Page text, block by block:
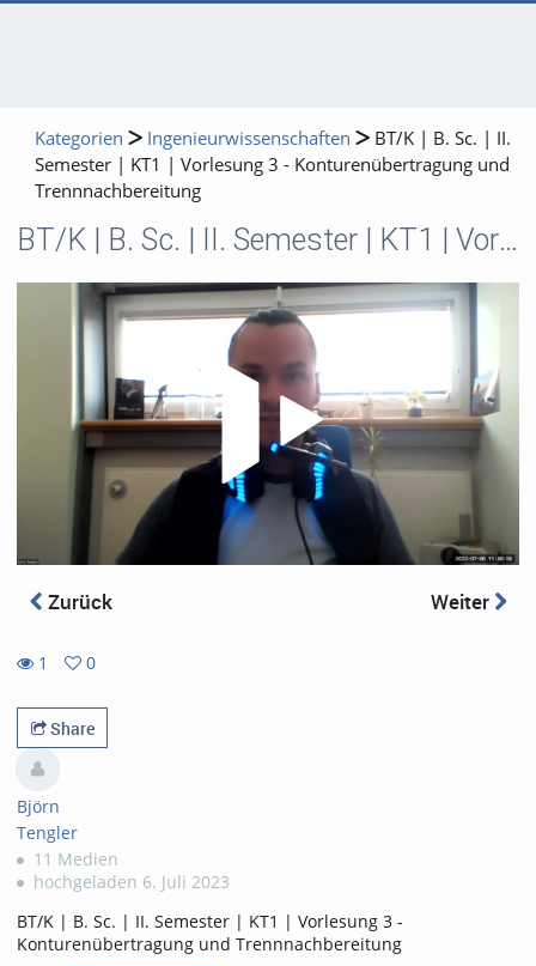
Kategorien Ingenieurwissenschaften
BT/K | B. Sc. | II.
Semester | KT1 | Vorlesung 3 - Konturenübertragung und
Trennnachbereitung
BT/K | B. Sc. | II. Semester | KT1 | Vorlesung 3 - Konturenübertragung und Trennnachbereitung
Zurück Weiter
1
views
0
favorites
Share
Björn
Tengler
11 Medien
hochgeladen 6. Juli 2023
BT/K | B. Sc. | II. Semester | KT1 | Vorlesung 3 -
Konturenübertragung und Trennnachbereitung